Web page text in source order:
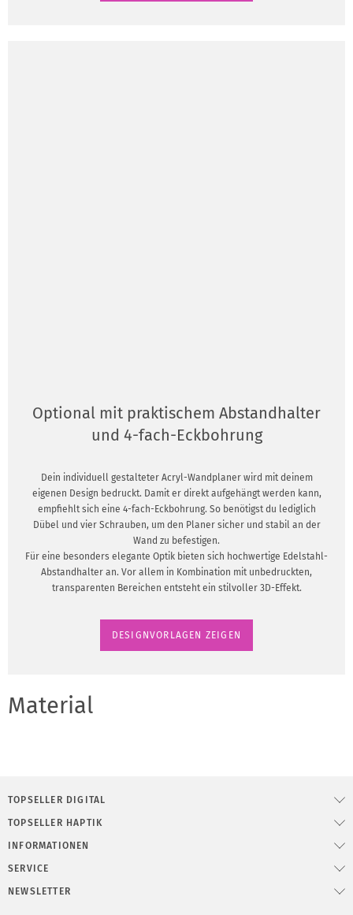
Optional mit praktischem Abstandhalter
und 4-fach-Eckbohrung
Dein individuell gestalteter Acryl-Wandplaner wird mit deinem
eigenen Design bedruckt. Damit er direkt aufgehängt werden kann,
empfiehlt sich eine 4-fach-Eckbohrung. So benötigst du lediglich
Dübel und vier Schrauben, um den Planer sicher und stabil an der
Wand zu befestigen.
Für eine besonders elegante Optik bieten sich hochwertige Edelstahl-
Abstandhalter an. Vor allem in Kombination mit unbedruckten,
transparenten Bereichen entsteht ein stilvoller 3D-Effekt.
DESIGNVORLAGEN ZEIGEN
Material
TOPSELLER DIGITAL
TOPSELLER HAPTIK
INFORMATIONEN
SERVICE
NEWSLETTER